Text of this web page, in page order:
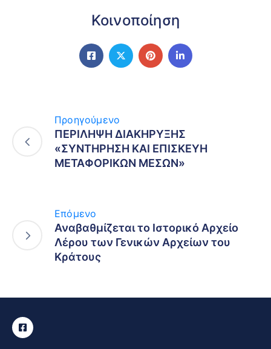
Κοινοποίηση
Προηγούμενο
ΠΕΡΙΛΗΨΗ ΔΙΑΚΗΡΥΞΗΣ
«ΣΥΝΤΗΡΗΣΗ ΚΑΙ ΕΠΙΣΚΕΥΗ
ΜΕΤΑΦΟΡΙΚΩΝ ΜΕΣΩΝ»
Επόμενο
Αναβαθμίζεται το Ιστορικό Αρχείο
Λέρου των Γενικών Αρχείων του
Κράτους